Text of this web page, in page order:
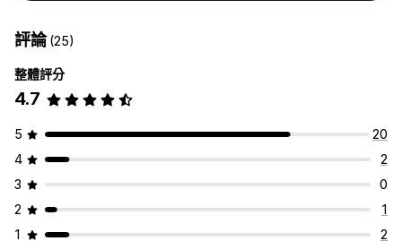
評論(25)
整體評分
4.7
5
20
4
2
3
0
2
1
1
2